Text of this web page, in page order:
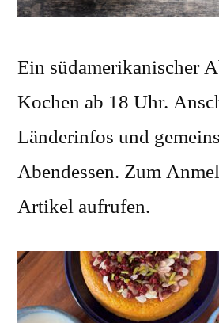
Ein südamerikanischer
Kochen ab 18 Uhr.
Länderinfos und
Abendessen. Zum
Artikel aufrufen.